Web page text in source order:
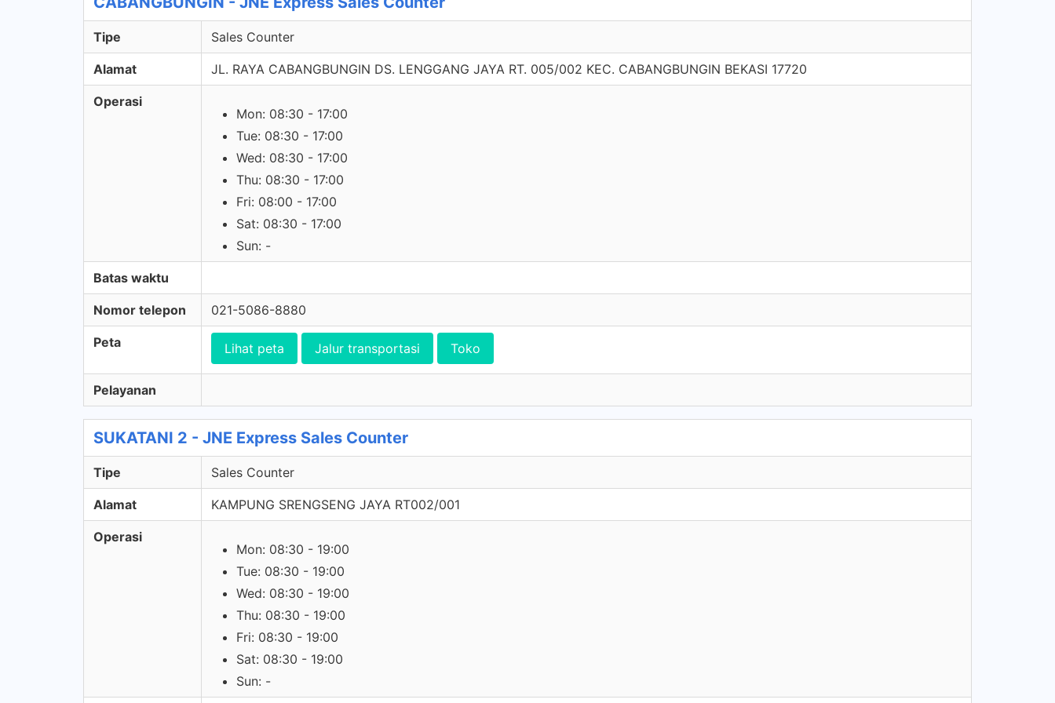
Tipe Sales Counter
Alamat JL. RAYA CABANGBUNGIN DS. LENGGANG JAYA RT. 005/002 KEC. CABANGBUNGIN BEKASI 17720
Operasi
Mon: 08:30 - 17:00
Tue: 08:30 - 17:00
Wed: 08:30 - 17:00
Thu: 08:30 - 17:00
Fri: 08:00 - 17:00
Sat: 08:30 - 17:00
Sun: -
Batas waktu
Nomor telepon 021-5086-8880
Peta Lihat peta Jalur transportasi Toko
Pelayanan
SUKATANI 2 - JNE Express Sales Counter
Tipe Sales Counter
Alamat KAMPUNG SRENGSENG JAYA RT002/001
Operasi
Mon: 08:30 - 19:00
Tue: 08:30 - 19:00
Wed: 08:30 - 19:00
Thu: 08:30 - 19:00
Fri: 08:30 - 19:00
Sat: 08:30 - 19:00
Sun: -